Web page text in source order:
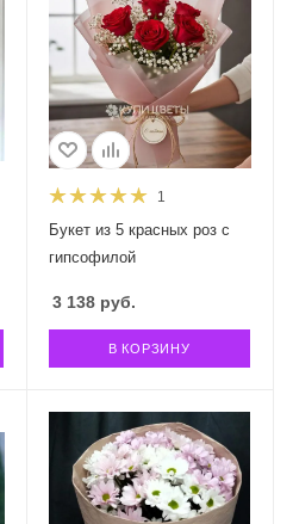
1
Букет из 5 красных роз с
гипсофилой
3 138руб.
В КОРЗИНУ